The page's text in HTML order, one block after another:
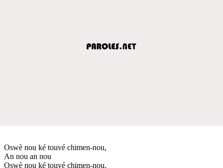
Oswè nou ké touvé chimen-nou,
An nou an nou
Oswè nou ké touvé chimen-nou,